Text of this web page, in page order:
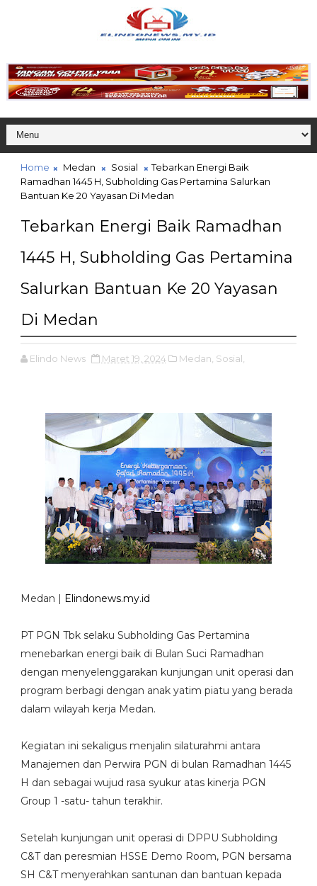
Home Medan Sosial
Tebarkan Energi Baik
Ramadhan 1445 H, Subholding Gas Pertamina Salurkan
Bantuan Ke 20 Yayasan Di Medan
Tebarkan Energi Baik Ramadhan
1445 H, Subholding Gas Pertamina
Salurkan Bantuan Ke 20 Yayasan
Di Medan
Elindo News Maret 19, 2024 Medan, Sosial,
Medan | Elindonews.my.id
PT PGN Tbk selaku Subholding Gas Pertamina
menebarkan energi baik di Bulan Suci Ramadhan
dengan menyelenggarakan kunjungan unit operasi dan
program berbagi dengan anak yatim piatu yang berada
dalam wilayah kerja Medan.
Kegiatan ini sekaligus menjalin silaturahmi antara
Manajemen dan Perwira PGN di bulan Ramadhan 1445
H dan sebagai wujud rasa syukur atas kinerja PGN
Group 1 -satu- tahun terakhir.
Setelah kunjungan unit operasi di DPPU Subholding
C&T dan peresmian HSSE Demo Room, PGN bersama
SH C&T menyerahkan santunan dan bantuan kepada